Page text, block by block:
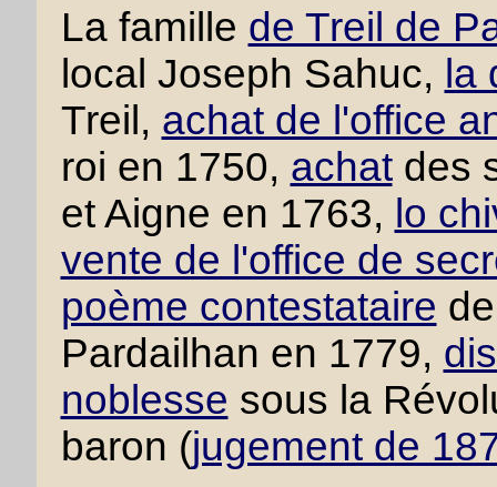
La famille de Treil de
local Joseph Sahuc, la
Treil, achat de l'office
roi en 1750, achatdes
et Aigne en 1763, lo
vente de l'office de
poème contestataire
Pardailhan en 1779,
noblesse sous la
baron (jugement de